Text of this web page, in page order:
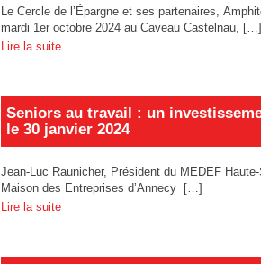
Le Cercle de l’Épargne et ses partenaires,
mardi 1er octobre 2024 au Caveau Castelnau, […]
Lire la suite
Seniors au travail : un
le 30 janvier 2024
Jean-Luc Raunicher, Président du MEDEF
Maison des Entreprises d’Annecy […]
Lire la suite